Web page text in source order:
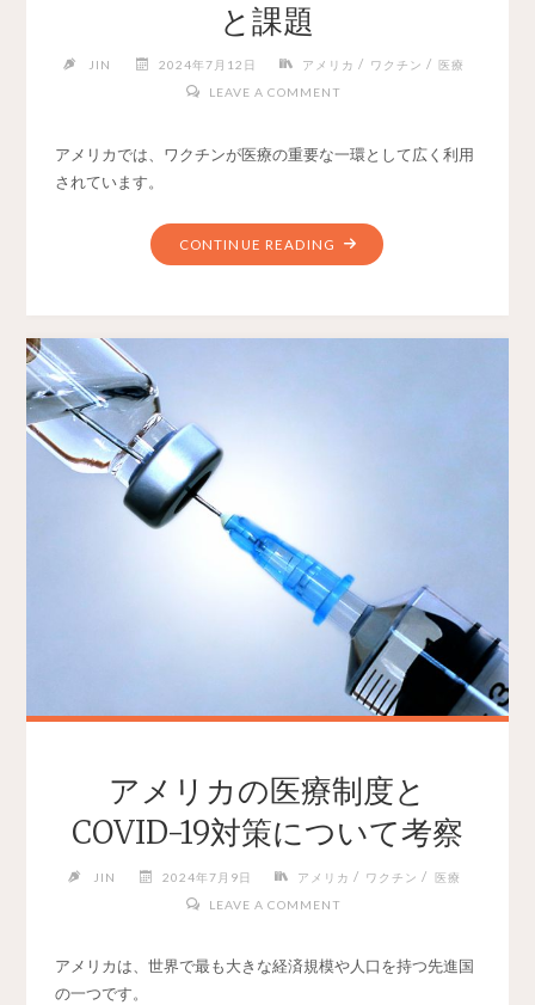
と課題
JIN 2024年7月12日 アメリカ / ワクチン / 医療
LEAVE A COMMENT
アメリカでは、ワクチンが医療の重要な一環として広く利用
されています。
CONTINUE READING
アメリカの医療制度と
COVID-19対策について考察
JIN 2024年7月9日 アメリカ / ワクチン / 医療
LEAVE A COMMENT
アメリカは、世界で最も大きな経済規模や人口を持つ先進国
の一つです。